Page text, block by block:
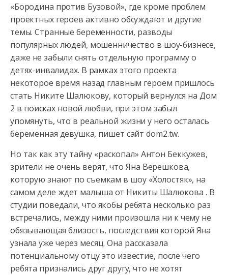
«Бородина против Бузовой», где кроме проблем
проектных героев активно обсуждают и другие
темы. Странные беременности, разводы
популярных людей, мошенничество в шоу-бизнесе,
даже не забыли снять отдельную программу о
детях-инвалидах. В рамках этого проекта
некоторое время назад главным героем пришлось
стать Никите Шалюкову, который вернулся на Дом
2 в поисках новой любви, при этом забыл
упомянуть, что в реальной жизни у него осталась
беременная девушка, пишет сайт dom2.tw.
Но так как эту тайну «раскопал» Антон Беккужев,
зрители не очень верят, что Яна Верешкова,
которую знают по съемкам в шоу «Холостяк», на
самом деле ждет малыша от Никиты Шалюкова . В
студии поведали, что якобы ребята несколько раз
встречались, между ними произошла ни к чему не
обязывающая близость, последствия которой Яна
узнала уже через месяц. Она рассказала
потенциальному отцу это известие, после чего
ребята признались друг другу, что не хотят